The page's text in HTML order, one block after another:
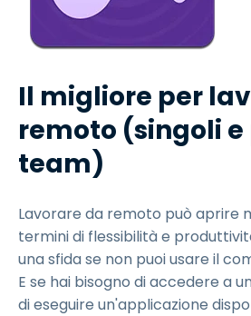
Il migliore per
remoto (singoli
team)
Lavorare da remoto può aprire
termini di flessibilità e
una sfida se non puoi usare il
E se hai bisogno di accedere a
di eseguire un'applicazione